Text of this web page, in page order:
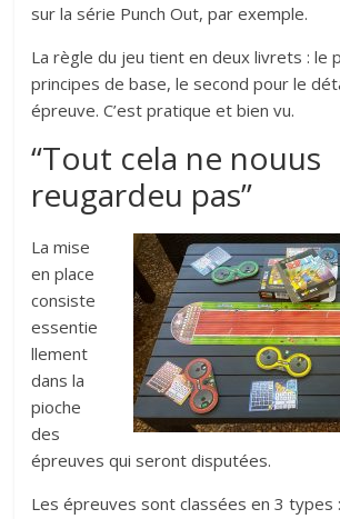
sur la série Punch Out, par exemple.
La règle du jeu tient en deux livrets : le
principes de base, le second pour le
épreuve. C’est pratique et bien vu.
“Tout cela ne nouus
reugardeu pas”
La mise
en place
consiste
essentie
llement
dans la
pioche
des
épreuves qui seront disputées.
Les épreuves sont classées en 3 types :